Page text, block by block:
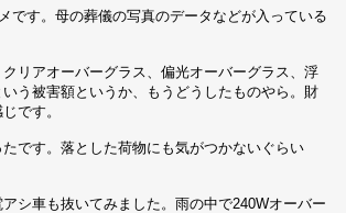
です。母の葬儀の写真のデータなどが入っている
リアオーバーグラス、偏光オーバーグラス、浮
う被害額というか、もうどうしたものやら。財
です。
です。落とした荷物にも気がつかないぐらい
シ車も抜いてみました。雨の中で240Wオーバー